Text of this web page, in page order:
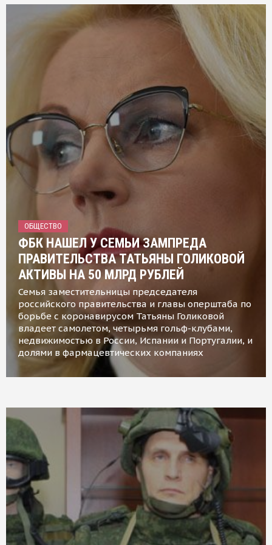
ОБЩЕСТВО
ФБК НАШЕЛ У СЕМЬИ ЗАМПРЕДА
ПРАВИТЕЛЬСТВА ТАТЬЯНЫ ГОЛИКОВОЙ
АКТИВЫ НА 50 МЛРД РУБЛЕЙ
Семья заместительницы председателя
российского правительства и главы оперштаба по
борьбе с коронавирусом Татьяны Голиковой
владеет самолетом, четырьмя гольф-клубами,
недвижимостью в России, Испании и Португалии, и
долями в фармацевтических компаниях